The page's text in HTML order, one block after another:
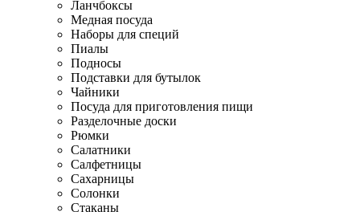
Ланчбоксы
Медная посуда
Наборы для специй
Пиалы
Подносы
Подставки для бутылок
Чайники
Посуда для приготовления пищи
Разделочные доски
Рюмки
Салатники
Салфетницы
Сахарницы
Солонки
Стаканы